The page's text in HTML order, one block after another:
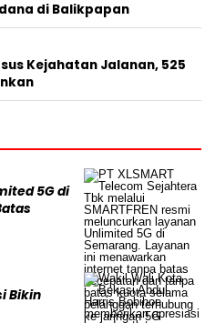
di Balikpapan
Kejahatan Jalanan, 525
5G di
Bikin